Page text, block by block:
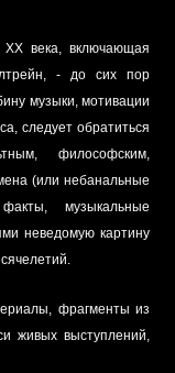
века, включающая
- до сих пор
музыки, мотивации
следует обратиться
философским,
(или небанальные
музыкальные
неведомую картину
фрагменты из
живых выступлений,